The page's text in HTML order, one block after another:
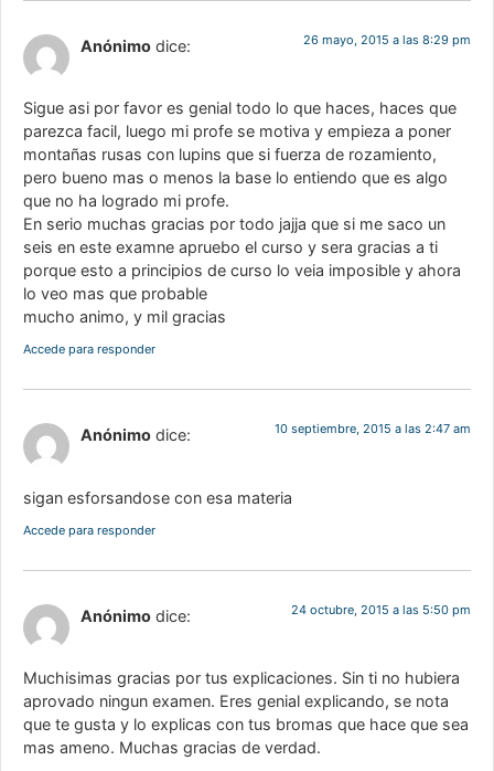
Anónimo dice: 26 mayo, 2015 a las 8:29 pm
Sigue asi por favor es genial todo lo que haces, haces que
parezca facil, luego mi profe se motiva y empieza a poner
montañas rusas con lupins que si fuerza de rozamiento,
pero bueno mas o menos la base lo entiendo que es algo
que no ha logrado mi profe.
En serio muchas gracias por todo jajja que si me saco un
seis en este examne apruebo el curso y sera gracias a ti
porque esto a principios de curso lo veia imposible y ahora
lo veo mas que probable
mucho animo, y mil gracias
Accede para responder
Anónimo dice: 10 septiembre, 2015 a las 2:47 am
sigan esforsandose con esa materia
Accede para responder
Anónimo dice: 24 octubre, 2015 a las 5:50 pm
Muchisimas gracias por tus explicaciones. Sin ti no hubiera
aprovado ningun examen. Eres genial explicando, se nota
que te gusta y lo explicas con tus bromas que hace que sea
mas ameno. Muchas gracias de verdad.